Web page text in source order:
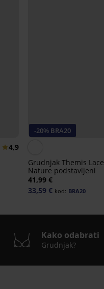
4,9
-20% BRA20
Grudnjak Themis Lace
Nature podstavljeni
41,99 €
33,59 € kod: BRA20
Kako odabrati
Grudnjak?